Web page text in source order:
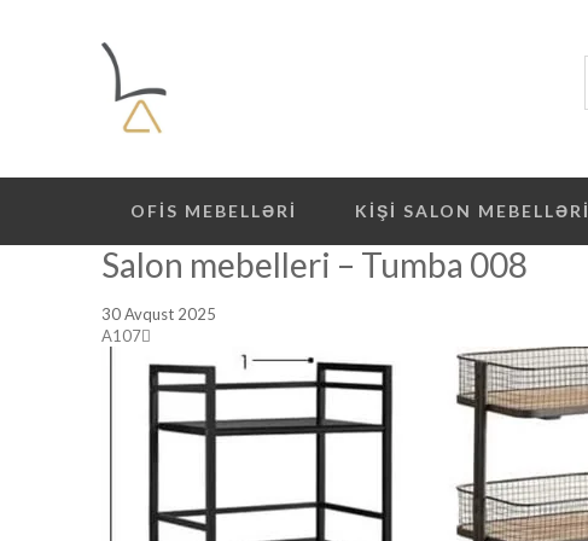
OFIS MEBELLƏRI KIŞI SALON MEBELLƏRI
Salon mebelleri – Tumba 008
30 Avqust 2025
A107